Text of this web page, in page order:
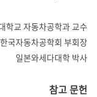
학교 자동차공학과 교수
국자동차공학회 부회장
일본와세다대학 박사
참고 문헌